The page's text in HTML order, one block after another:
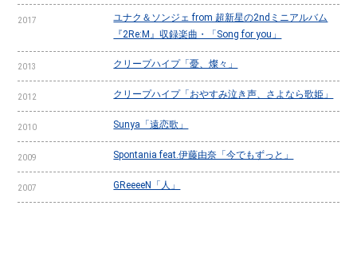
2017
ユナク＆ソンジェ from 超新星の2ndミニアルバム
『2Re:M』収録楽曲・「Song for you」
2013 クリープハイプ「憂、燦々」
2012 クリープハイプ「おやすみ泣き声、さよなら歌姫」
2010 Sunya「遠恋歌」
2009 Spontania feat.伊藤由奈「今でもずっと」
2007 GReeeeN「人」